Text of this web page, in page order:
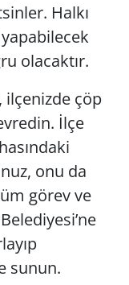
Halkı
olacaktır.
ilçenizde çöp
İlçe
onu da
görev ve
sunun.